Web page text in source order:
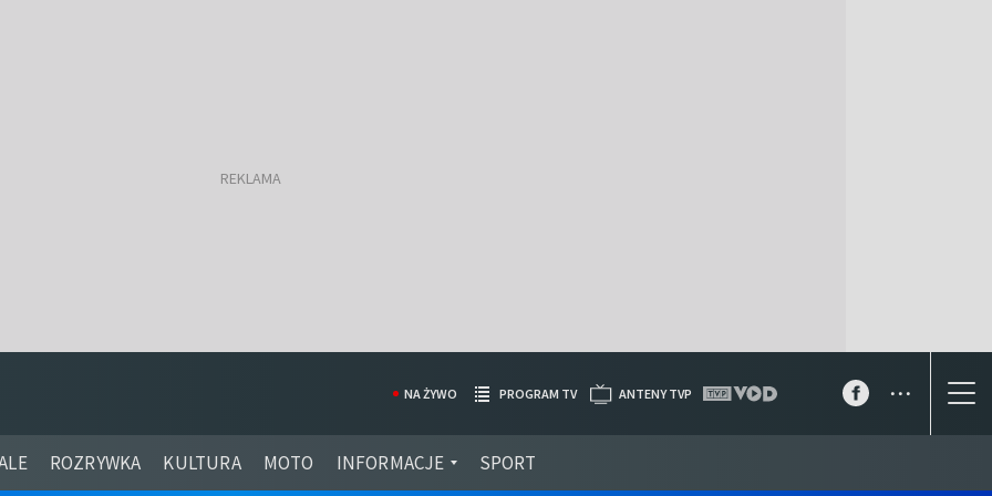
ROZRYWKA KULTURA MOTO INFORMACJE SPORT
NA ŻYWO PROGRAM TV ANTENY TVP ...